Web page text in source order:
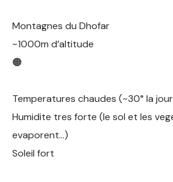
Montagnes du Dhofar
~1000m d’altitude
🟠
Temperatures chaudes (~30° la
Humidite tres forte (le sol et les
evaporent…)
Soleil fort